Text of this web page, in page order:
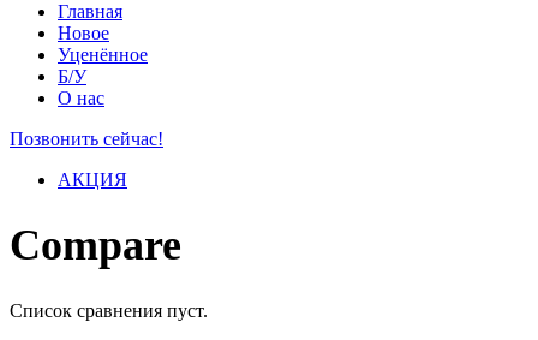
Главная
Новое
Уценённое
Б/У
О нас
Позвонить сейчас!
АКЦИЯ
Compare
Список сравнения пуст.